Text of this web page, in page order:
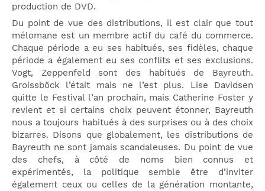
production de DVD.
Du point de vue des distributions, il est clair que tout
mélomane est un membre actif du café du commerce.
Chaque période a eu ses habitués, ses fidèles, chaque
période a également eu ses conflits et ses exclusions.
Vogt, Zeppenfeld sont des habitués de Bayreuth.
Groissböck l’était mais ne l’est plus. Lise Davidsen
quitte le Festival l’an prochain, mais Catherine Foster y
revient et si certains choix peuvent étonner, Bayreuth
nous a toujours habitués à des surprises ou à des choix
bizarres. Disons que globalement, les distributions de
Bayreuth ne sont jamais scandaleuses. Du point de vue
des chefs, à côté de noms bien connus et
expérimentés, la politique semble être d’inviter
également ceux ou celles de la génération montante,